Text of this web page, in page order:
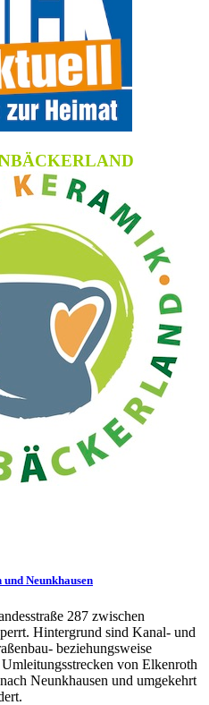
Neunkhausen
287 zwischen
Hintergrund sind Kanal- und
beziehungsweise
von Elkenroth
Neunkhausen und umgekehrt